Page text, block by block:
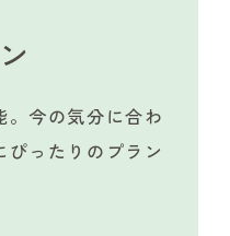
今の気分に合わ
ったりのプラン